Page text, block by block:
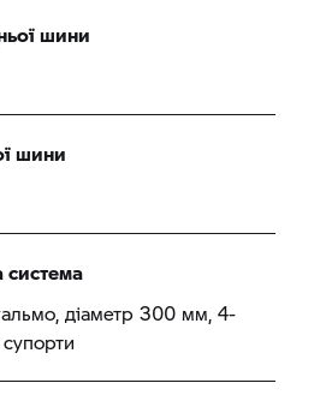
шини
шини
система
діаметр 300 мм, 4-